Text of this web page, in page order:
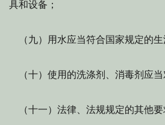
具和设备；
（九）用水应当符合国家规定的生
（十）使用的洗涤剂、消毒剂应当
（十一）法律、法规规定的其他要